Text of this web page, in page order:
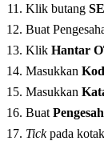
Klik butang
Buat
Klik Hantar
Masukkan
Masukkan
Buat
Tickpada